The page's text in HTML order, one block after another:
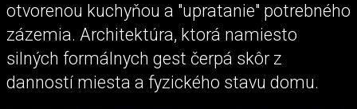
otvorenou kuchyňou a "upratanie" potrebného
zázemia. Architektúra, ktorá namiesto
silných formálnych gest čerpá skôr z
danností miesta a fyzického stavu domu.